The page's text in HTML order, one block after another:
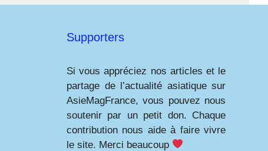
Supporters
Si vous appréciez nos articles et le
partage de l’actualité asiatique sur
AsieMagFrance, vous pouvez nous
soutenir par un petit don. Chaque
contribution nous aide à faire vivre
le site. Merci beaucoup